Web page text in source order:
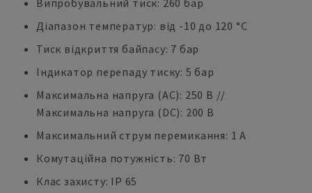
Випробувальний тиск: 260 бар
Діапазон температур: від -10 до 120 °C
Тиск відкриття байпасу: 7 бар
Індикатор перепаду тиску: 5 бар
Максимальна напруга (AC): 250 В //
Максимальна напруга (DC): 200 В
Максимальний струм перемикання: 1 А
Комутаційна потужність: 70 Вт
Клас захисту: IP 65